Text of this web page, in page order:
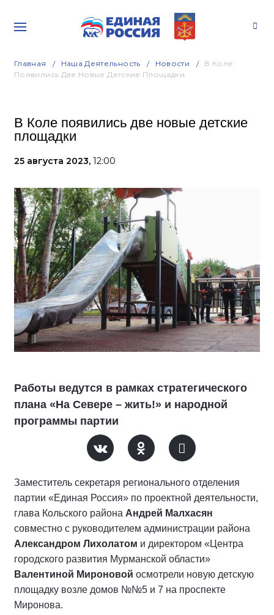
Главная Наша Деятельность Новости
В Коле
Появились Две Новые Детские Площадки
В Коле появились две новые детские
площадки
25 августа 2023, 12:00
Работы ведутся в рамках стратегического
плана «На Севере – жить!» и народной
программы партии
Заместитель секретаря регионального отделения
партии «Единая Россия» по проектной деятельности,
глава Кольского района Андрей Малхасян
совместно с руководителем администрации района
Александром Лихолатом и директором «Центра
городского развития Мурманской области»
Валентиной Мироновой осмотрели новую детскую
площадку возле домов №№5 и 7 на проспекте
Миронова.